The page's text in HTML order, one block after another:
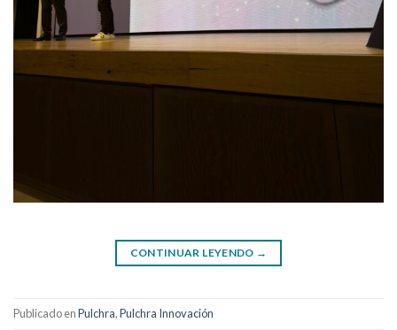
CONTINUAR LEYENDO →
Publicado enPulchra,Pulchra Innovación